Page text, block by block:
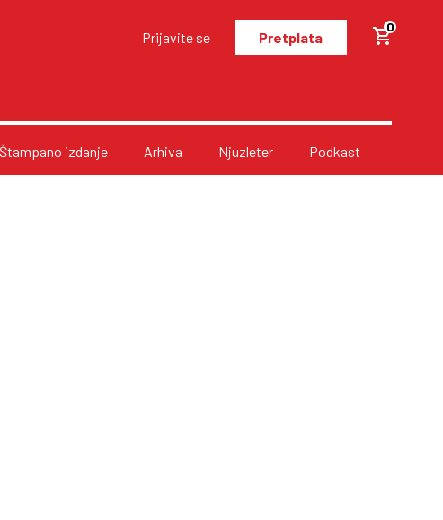
Prijavite se Pretplata
0
Štampano izdanje Arhiva Njuzleter Podkast